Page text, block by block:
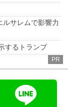
ルサレムで影響力
するトランプ
PR